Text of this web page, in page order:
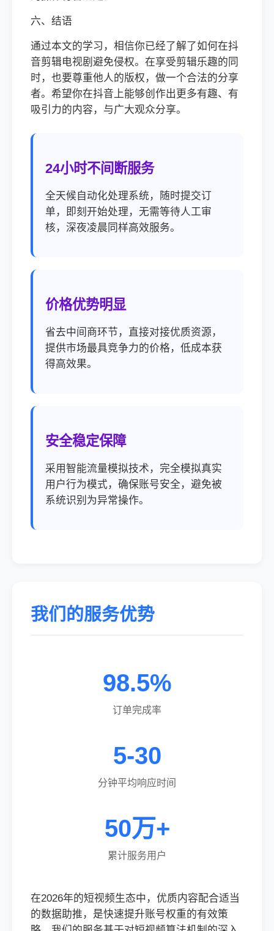
六、结语
通过本文的学习，相信你已经了解了如何在抖
音剪辑电视剧避免侵权。在享受剪辑乐趣的同
时，也要尊重他人的版权，做一个合法的分享
者。希望你在抖音上能够创作出更多有趣、有
吸引力的内容，与广大观众分享。
24小时不间断服务
全天候自动化处理系统，随时提交订
单，即刻开始处理，无需等待人工审
核，深夜凌晨同样高效服务。
价格优势明显
省去中间商环节，直接对接优质资源，
提供市场最具竞争力的价格，低成本获
得高效果。
安全稳定保障
采用智能流量模拟技术，完全模拟真实
用户行为模式，确保账号安全，避免被
系统识别为异常操作。
我们的服务优势
98.5%
订单完成率
5-30
分钟平均响应时间
50万+
累计服务用户
在2026年的短视频生态中，优质内容配合适当
的数据助推，是快速提升账号权重的有效策